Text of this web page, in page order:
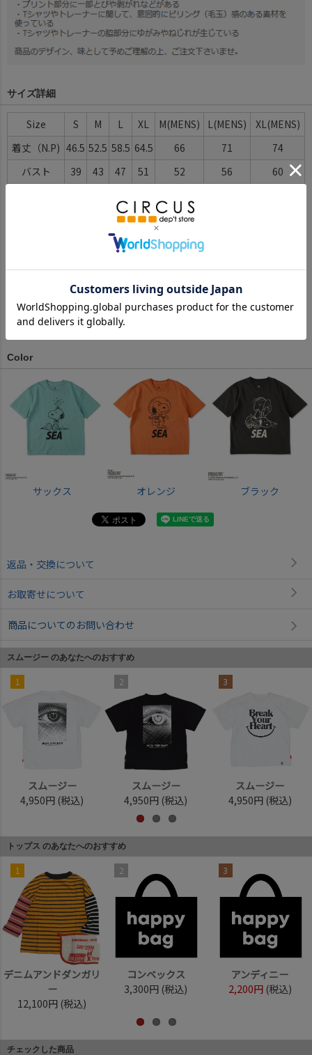
サイズ詳細
Size S M L XL M(MENS) L(MENS)
XL(MENS)
着丈（N.P) 46.5 52.5 58.5 64.5 66 71
74
バスト
39 43 47 51 52 56
60
20 22 20
※BCはバックセンター（首から裾までの後中心）です。
サイズ詳細について
Color
サックス オレンジ ブラック
返品・交換について
お取寄せについて
商品についてのお問い合わせ
スムージー のあなたへのおすすめ
1
スムージー
4,950円 (税込)
2
スムージー
4,950円 (税込)
3
スムージー
4,950円 (税込)
トップス のあなたへのおすすめ
1
デニムアンドダンガリ
ー
12,100円 (税込)
2
コンベックス
3,300円 (税込)
3
アンディニー
2,200円 (税込)
チェックした商品